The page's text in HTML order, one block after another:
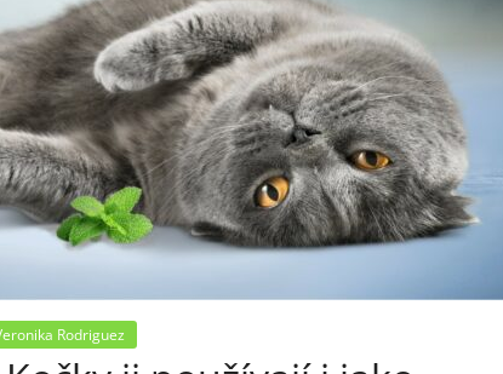
Rodriguez